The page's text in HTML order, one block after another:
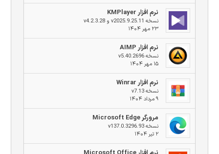
نرم افزار KMPlayer
نسخه v2025.9.25.11 و v4.2.3.28
۲۳ مهر ۱۴۰۴
نرم افزار AIMP
نسخه v5.40.2696
۱۵ مهر ۱۴۰۴
نرم افزار Winrar
نسخه v7.13
۹ مرداد ۱۴۰۴
مرورگر Microsoft Edge
نسخه v137.0.3296.93
۲ تیر ۱۴۰۴